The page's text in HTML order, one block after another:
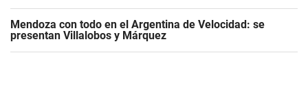
Mendoza con todo en el Argentina de Velocidad: se
presentan Villalobos y Márquez